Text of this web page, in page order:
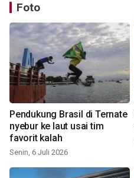
Foto
Pendukung Brasil di Ternate
nyebur ke laut usai tim
favorit kalah
Senin, 6 Juli 2026